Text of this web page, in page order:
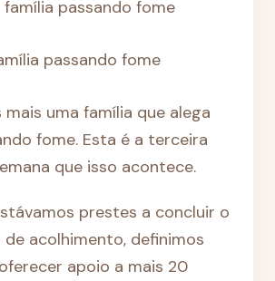
passando fome
mais uma família que alega
fome. Esta é a terceira
que isso acontece.
prestes a concluir o
acolhimento, definimos
apoio a mais 20